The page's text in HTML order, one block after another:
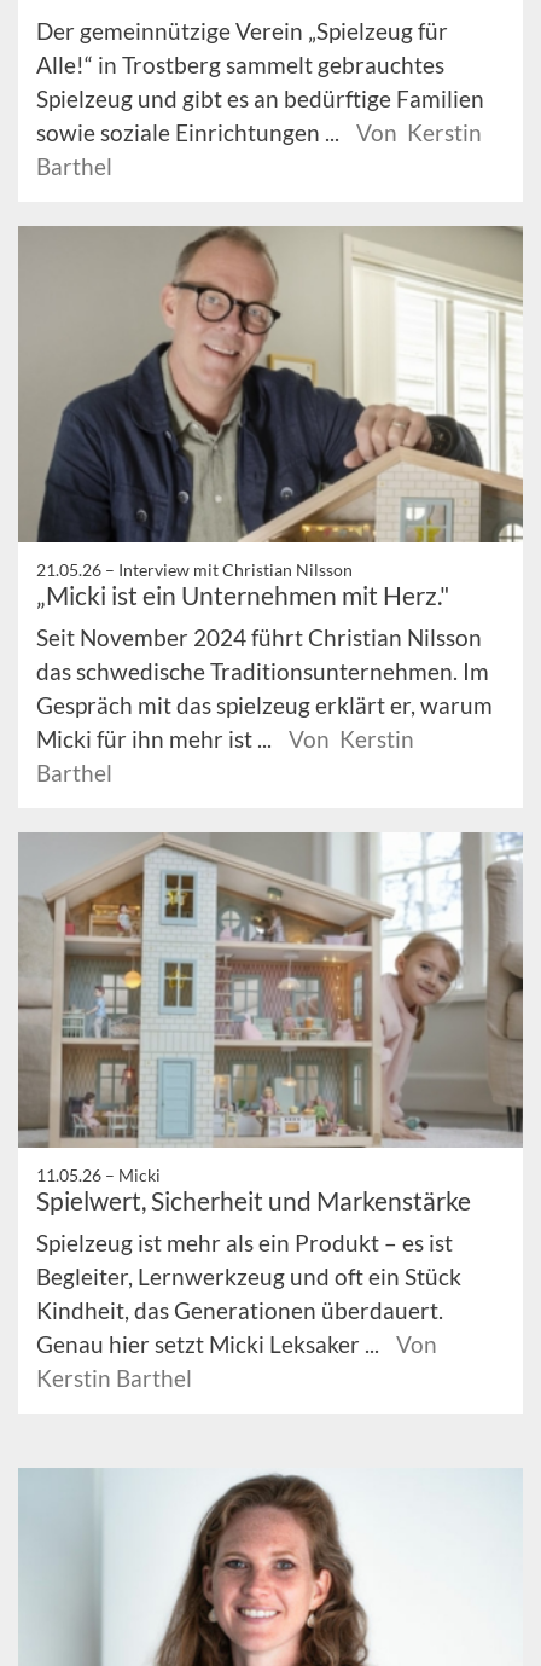
Der gemeinnützige Verein „Spielzeug für
Alle!“ in Trostberg sammelt gebrauchtes
Spielzeug und gibt es an bedürftige Familien
sowie soziale Einrichtungen ...
Von Kerstin
Barthel
21.05.26 – Interview mit Christian Nilsson
„Micki ist ein Unternehmen mit Herz."
Seit November 2024 führt Christian Nilsson
das schwedische Traditionsunternehmen. Im
Gespräch mit das spielzeug erklärt er, warum
Micki für ihn mehr ist ...
Von Kerstin
Barthel
11.05.26 – Micki
Spielwert, Sicherheit und Markenstärke
Spielzeug ist mehr als ein Produkt – es ist
Begleiter, Lernwerkzeug und oft ein Stück
Kindheit, das Generationen überdauert.
Genau hier setzt Micki Leksaker ...
Von
Kerstin Barthel